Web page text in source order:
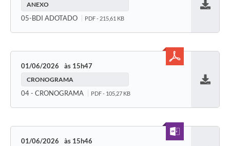
ANEXO
05-BDI ADOTADO PDF - 215,61 KB
01/06/2026 15h47
CRONOGRAMA
04 - CRONOGRAMA PDF - 105,27 KB
01/06/2026 15h46